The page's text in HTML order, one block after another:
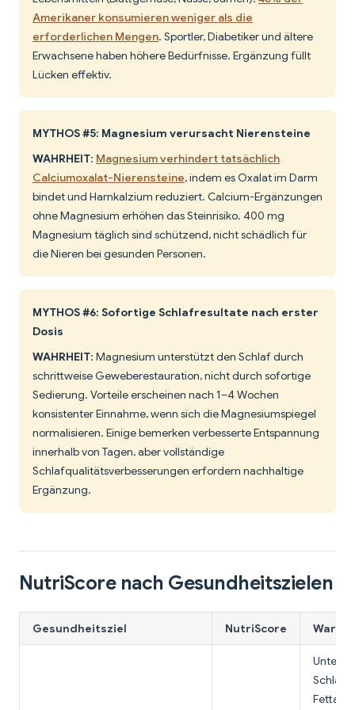
Amerikaner konsumieren weniger als die
erforderlichen Mengen. Sportler, Diabetiker und ältere
Erwachsene haben höhere Bedürfnisse. Ergänzung füllt
Lücken effektiv.
MYTHOS #5: Magnesium verursacht Nierensteine
WAHRHEIT: Magnesium verhindert tatsächlich
Calciumoxalat-Nierensteine, indem es Oxalat im Darm
bindet und Harnkalzium reduziert. Calcium-Ergänzungen
ohne Magnesium erhöhen das Steinrisiko. 400 mg
Magnesium täglich sind schützend, nicht schädlich für
die Nieren bei gesunden Personen.
MYTHOS #6: Sofortige Schlafresultate nach erster
Dosis
WAHRHEIT: Magnesium unterstützt den Schlaf durch
schrittweise Geweberestauration, nicht durch sofortige
Sedierung. Vorteile erscheinen nach 1–4 Wochen
konsistenter Einnahme, wenn sich die Magnesiumspiegel
normalisieren. Einige bemerken verbesserte Entspannung
innerhalb von Tagen, aber vollständige
Schlafqualitätsverbesserungen erfordern nachhaltige
Ergänzung.
NutriScore nach Gesundheitszielen
Gesundheitsziel NutriScore